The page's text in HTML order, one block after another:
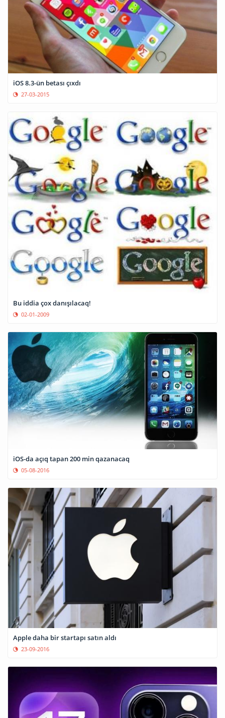
iOS 8.3-ün betası çıxdı
27-03-2015
Bu iddia çox danışılacaq!
02-01-2009
iOS-da açıq tapan 200 min qazanacaq
05-08-2016
Apple daha bir startapı satın aldı
23-09-2016